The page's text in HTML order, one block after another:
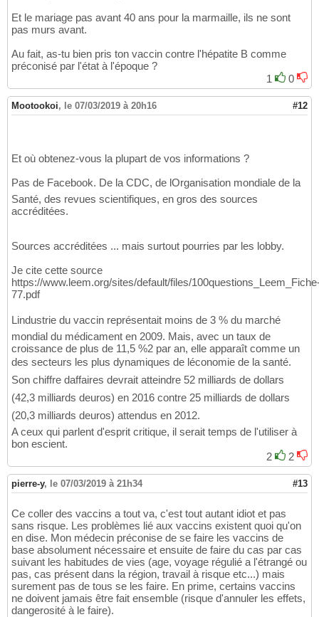
Et le mariage pas avant 40 ans pour la marmaille, ils ne sont
pas murs avant.
Au fait, as-tu bien pris ton vaccin contre l'hépatite B comme
préconisé par l'état à l'époque ?
1
0
Mootookoi, le 07/03/2019 à 20h16 #12
Et où obtenez-vous la plupart de vos informations ?
Pas de Facebook. De la CDC, de lOrganisation mondiale de la
Santé, des revues scientifiques, en gros des sources
accréditées.
Sources accréditées ... mais surtout pourries par les lobby.
Je cite cette source
https://www.leem.org/sites/default/files/
77.pdf
Lindustrie du vaccin représentait moins de 3 % du marché
mondial du médicament en 2009. Mais, avec un taux de
croissance de plus de 11,5 %2 par an, elle apparaît comme un
des secteurs les plus dynamiques de léconomie de la santé.
Son chiffre daffaires devrait atteindre 52 milliards de dollars
(42,3 milliards deuros) en 2016 contre 25 milliards de dollars
(20,3 milliards deuros) attendus en 2012.
A ceux qui parlent d'esprit critique, il serait temps de l'utiliser à
bon escient.
2
2
pierre-y, le 07/03/2019 à 21h34 #13
Ce coller des vaccins a tout va, c'est tout autant idiot et pas
sans risque. Les problèmes lié aux vaccins existent quoi qu'on
en dise. Mon médecin préconise de se faire les vaccins de
base absolument nécessaire et ensuite de faire du cas par cas
suivant les habitudes de vies (age, voyage régulié a l'étrangé ou
pas, cas présent dans la région, travail à risque etc...) mais
surement pas de tous se les faire. En prime, certains vaccins
ne doivent jamais être fait ensemble (risque d'annuler les effets,
dangerosité à le faire).